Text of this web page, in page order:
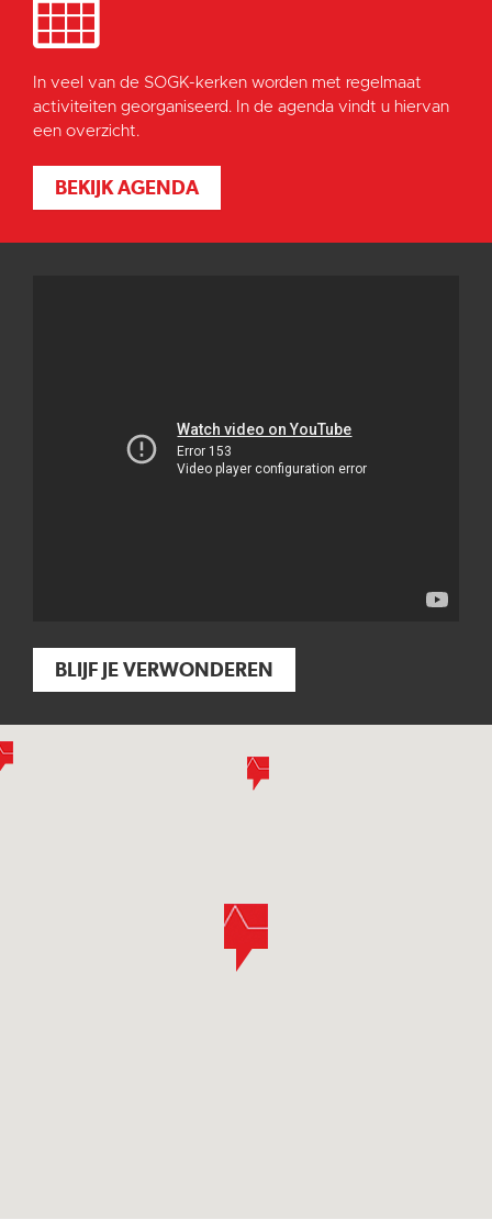
In veel van de SOGK-kerken worden met regelmaat
activiteiten georganiseerd. In de agenda vindt u hiervan
een overzicht.
BEKIJK AGENDA
BLIJF JE VERWONDEREN